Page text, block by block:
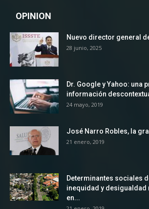
OPINION
Nuevo director general
28 junio, 2025
Dr. Google y Yahoo: una
información
24 mayo, 2019
José Narro Robles, la
21 enero, 2019
Determinantes sociales
inequidad y
en...